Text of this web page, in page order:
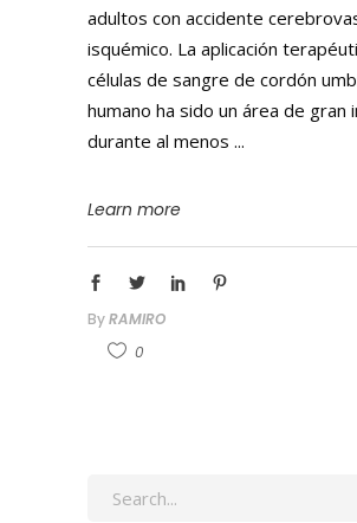
adultos con accidente
isquémico. La aplicación
células de sangre de cordón
humano ha sido un área de gran
durante al menos
Learn more
ByRAMIRO
0